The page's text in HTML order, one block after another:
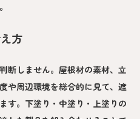
方
断しません。屋根材の素材、立
や周辺環境を総合的に見て、遮
す。下塗り・中塗り・上塗りの